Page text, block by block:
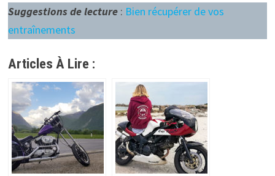
Suggestions de lecture: Bien récupérer de vos
entraînements
Articles À Lire :